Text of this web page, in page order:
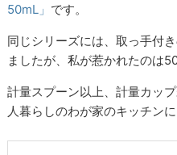
50mL」 です。
同じシリーズには、取っ手付
ましたが、私が惹かれたのは
計量スプーン以上、計量カッ
人暮らしのわが家のキッチン